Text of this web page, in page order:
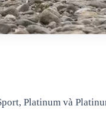
Platinum và